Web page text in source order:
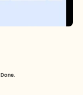
Done.